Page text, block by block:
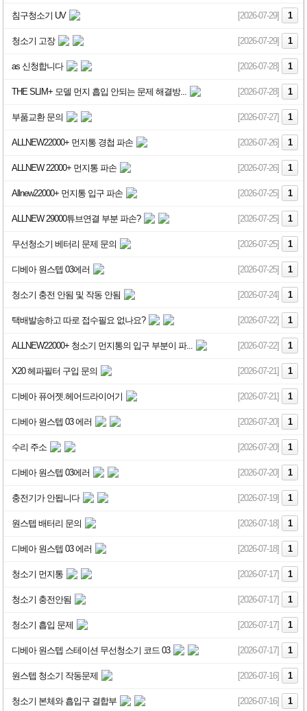
침구청소기 UV [2026-07-29] 1
청소기 고장 [2026-07-29] 1
as 신청합니다 [2026-07-28] 1
THE SLIM+ 모델 먼지 흡입 안되는 문제 해결방... [2026-07-28] 1
부품교환 문의 [2026-07-27] 1
ALLNEW22000+ 먼지통 경첩 파손 [2026-07-26] 1
ALLNEW 22000+ 먼지통 파손 [2026-07-26] 1
Allnew22000+ 먼지통 입구 파손 [2026-07-25] 1
ALLNEW 29000튜브연결 부분 파손? [2026-07-25] 1
무선청소기 베터리 문제 문의 [2026-07-25] 1
디베아 원스텝 03에러 [2026-07-25] 1
청소기 충전 안됨 및 작동 안됨 [2026-07-24] 1
택배발송하고 따로 접수필요 없나요? [2026-07-22] 1
ALLNEW22000+ 청소기 먼지통의 입구 부분이 파... [2026-07-22] 1
X20 헤파필터 구입 문의 [2026-07-21] 1
디베아 퓨어젯.헤어드라이어기 [2026-07-21] 1
디베아 원스텝 03 에러 [2026-07-20] 1
수리 주소 [2026-07-20] 1
디베아 원스텝 03에러 [2026-07-20] 1
충전기가 안됩니다 [2026-07-19] 1
원스텝 배터리 문의 [2026-07-18] 1
디베아 원스텝 03 에러 [2026-07-18] 1
청소기 먼지통 [2026-07-17] 1
청소기 충전안됨 [2026-07-17] 1
청소기 흡입 문제 [2026-07-17] 1
디베아 원스텝 스테이션 무선청소기 코드 03 [2026-07-17] 1
원스텝 청소기 작동문제 [2026-07-16] 1
청소기 본체와 흡입구 결합부 [2026-07-16] 1